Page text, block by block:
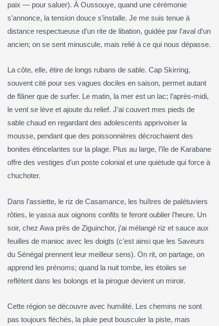
paix — pour saluer). À Oussouye, quand une cérémonie
s’annonce, la tension douce s’installe. Je me suis tenue à
distance respectueuse d’un rite de libation, guidée par l’aval d’un
ancien; on se sent minuscule, mais relié à ce qui nous dépasse.
La côte, elle, étire de longs rubans de sable. Cap Skirring,
souvent cité pour ses vagues dociles en saison, permet autant
de flâner que de surfer. Le matin, la mer est un lac; l’après‑midi,
le vent se lève et ajoute du relief. J’ai couvert mes pieds de
sable chaud en regardant des adolescents apprivoiser la
mousse, pendant que des poissonnières décrochaient des
bonites étincelantes sur la plage. Plus au large, l’île de Karabane
offre des vestiges d’un poste colonial et une quiétude qui force à
chuchoter.
Dans l’assiette, le riz de Casamance, les huîtres de palétuviers
rôties, le yassa aux oignons confits te feront oublier l’heure. Un
soir, chez Awa près de Ziguinchor, j’ai mélangé riz et sauce aux
feuilles de manioc avec les doigts (c’est ainsi que les Saveurs
du Sénégal prennent leur meilleur sens). On rit, on partage, on
apprend les prénoms; quand la nuit tombe, les étoiles se
reflètent dans les bolongs et la pirogue devient un miroir.
Cette région se découvre avec humilité. Les chemins ne sont
pas toujours fléchés, la pluie peut bousculer la piste, mais